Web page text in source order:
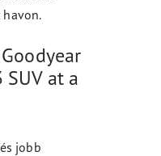
havon.
SUV at a
jobb